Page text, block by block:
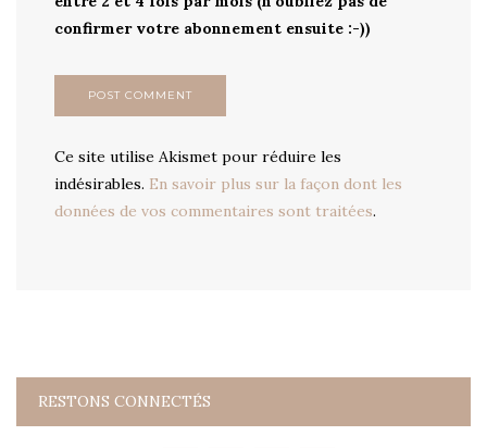
confirmer votre abonnement ensuite :-))
Ce site utilise Akismet pour réduire les
indésirables. En savoir plus sur la façon dont les
données de vos commentaires sont traitées.
RESTONS CONNECTÉS